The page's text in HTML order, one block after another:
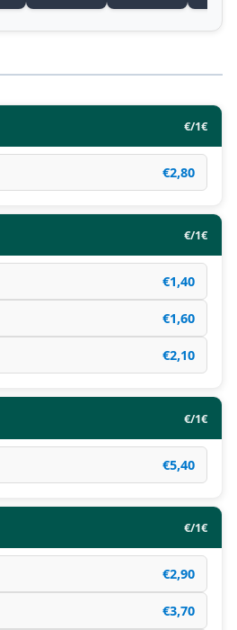
€/1€
€2,80
€/1€
€1,40
€1,60
€2,10
€/1€
€5,40
€/1€
€2,90
€3,70